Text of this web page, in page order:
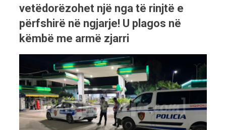
vetëdorëzohet një nga të rinjtë e
përfshirë në ngjarje! U plagos në
këmbë me armë zjarri